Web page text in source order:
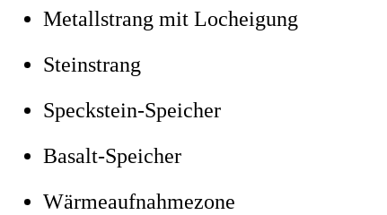
Metallstrang mit Locheigung
Steinstrang
Speckstein-Speicher
Basalt-Speicher
Wärmeaufnahmezone